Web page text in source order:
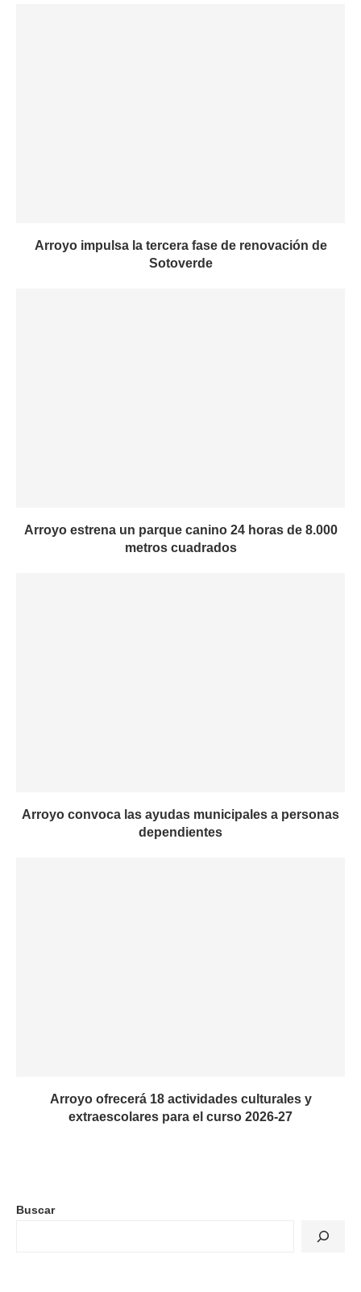
Arroyo impulsa la tercera fase de renovación de
Sotoverde
Arroyo estrena un parque canino 24 horas de 8.000
metros cuadrados
Arroyo convoca las ayudas municipales a personas
dependientes
Arroyo ofrecerá 18 actividades culturales y
extraescolares para el curso 2026-27
Buscar